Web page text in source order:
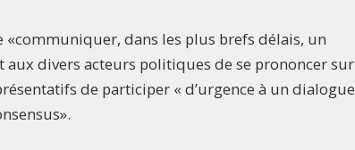
«communiquer, dans les plus brefs délais, un
divers acteurs politiques de se prononcer sur
de participer « d’urgence à un dialogue